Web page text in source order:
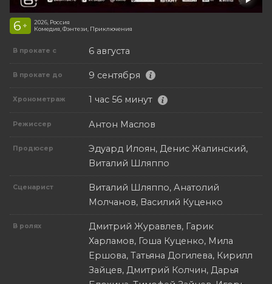
6 +
2026, Россия
Комедия, Фэнтези, Приключения
В прокате с 6 августа
В прокате до 9 сентября
Хронометраж 1 час 56 минут
Режиссер Антон Маслов
Продюсер
Эдуард Илоян, Денис Жалинский,
Виталий Шляппо
Сценарист
Виталий Шляппо, Анатолий
Молчанов, Василий Куценко
В ролях
Дмитрий Журавлев, Гарик
Харламов, Гоша Куценко, Мила
Ершова, Татьяна Догилева, Кирилл
Зайцев, Дмитрий Колчин, Дарья